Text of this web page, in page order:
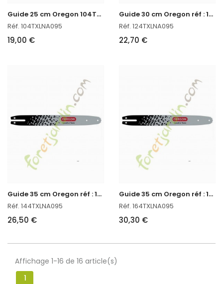
G
uide 25 cm Oregon 104TXLNA095
Réf. 104TXLNA095
19,00 €
G
uide 30 cm Oregon réf : 124TXLNA095
Réf. 124TXLNA095
22,70 €
G
uide 35 cm Oregon réf : 144TXLNA095 en stock
Réf. 144TXLNA095
26,50 €
G
uide 35 cm Oregon réf : 164TXLNA095 en stock
Réf. 164TXLNA095
30,30 €
Affichage 1-16 de 16 article(s)
1